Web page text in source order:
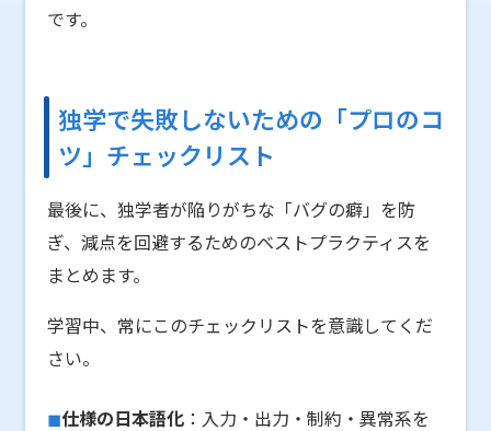
です。
独学で失敗しないための「プロのコ
ツ」チェックリスト
最後に、独学者が陥りがちな「バグの癖」を防
ぎ、減点を回避するためのベストプラクティスを
まとめます。
学習中、常にこのチェックリストを意識してくだ
さい。
仕様の日本語化：入力・出力・制約・異常系を